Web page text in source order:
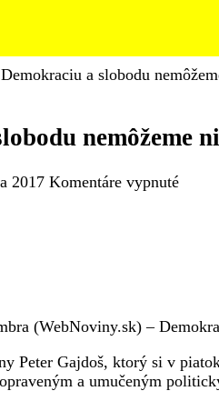
Demokraciu a slobodu
nemôžeme
2017 Komentáre vypnuténa
(WebNoviny.sk) –
Peter Gajdoš, ktorý si v
a umučeným